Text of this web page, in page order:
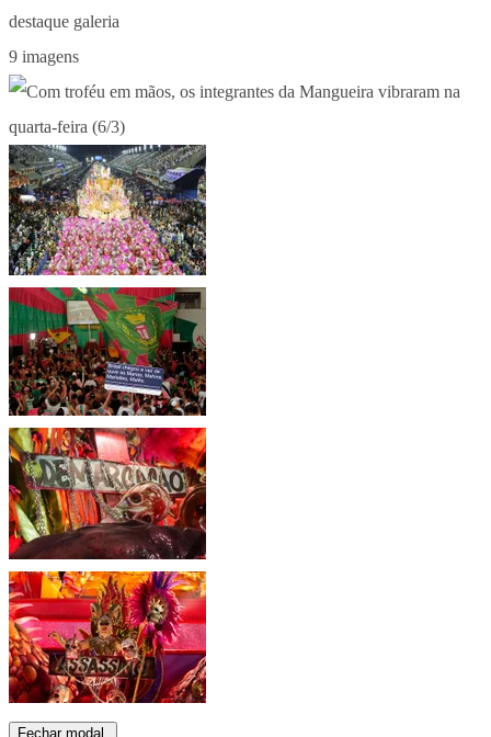
9 imagens
Fechar modal.